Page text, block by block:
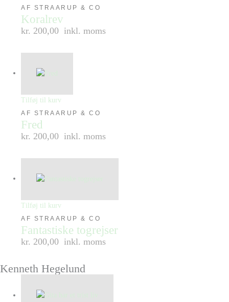
AF STRAARUP & CO
Koralrev
kr. 200,00 inkl. moms
Tilføj til kurv
AF STRAARUP & CO
Fred
kr. 200,00 inkl. moms
Tilføj til kurv
AF STRAARUP & CO
Fantastiske togrejser
kr. 200,00 inkl. moms
Kenneth Hegelund